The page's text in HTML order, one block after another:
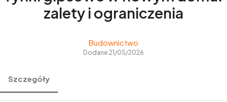
zalety i ograniczenia
Budownictwo
Dodane 21/05/2026
Szczegóły